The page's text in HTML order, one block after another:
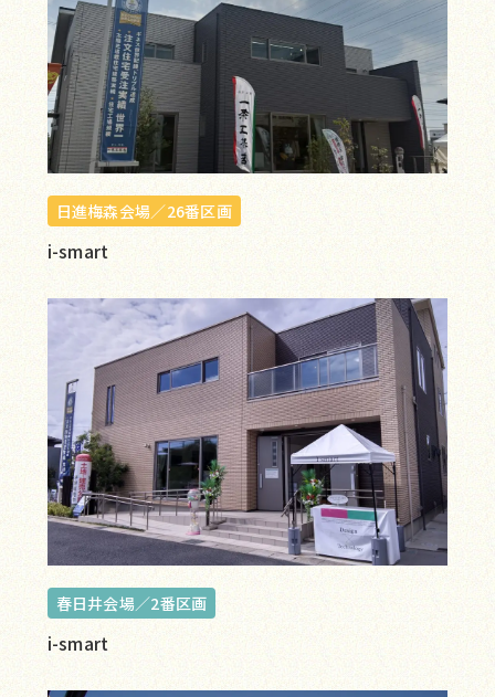
日進梅森会場／26番区画
i-smart
春日井会場／2番区画
i-smart